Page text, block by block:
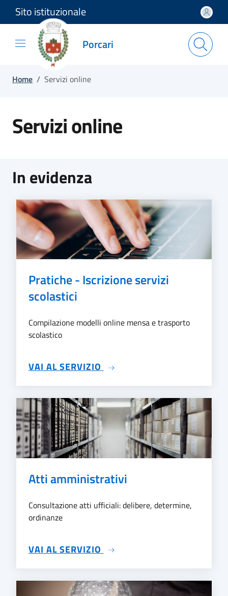
Salta e vai al contenuto
Salta e vai al footer
Sito istituzionale
Porcari
Home / Servizi online
Servizi online
In evidenza
Pratiche - Iscrizione servizi
scolastici
Compilazione modelli online mensa e trasporto
scolastico
VAI AL SERVIZIO SU PRATICHE - ISCRIZIONE
Atti amministrativi
Consultazione atti ufficiali: delibere, determine,
ordinanze
VAI AL SERVIZIO SU ATTI AMMINISTRATIVI